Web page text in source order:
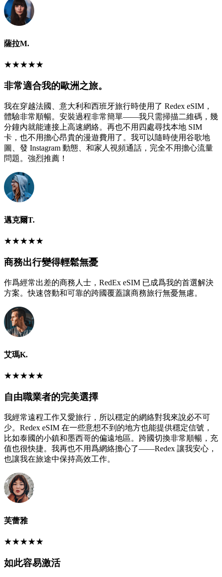
薩拉M.
★★★★★
非常適合我的歐洲之旅。
我在穿越法國、意大利和西班牙旅行時使用了 Redex eSIM，
體驗非常順暢。安裝過程非常簡單——我只需掃描二維碼，幾
分鐘內就能連接上高速網絡。再也不用四處尋找本地 SIM
卡，也不用擔心昂貴的漫遊費用了。我可以隨時使用谷歌地
圖、發 Instagram 動態、和家人視頻通話，完全不用擔心流量
問題。強烈推薦！
邁克爾T.
★★★★★
商務出行變得輕鬆無憂
作爲經常出差的商務人士，RedEx eSIM 已成爲我的首選解決
方案。快速啓動和可靠的跨國覆蓋讓商務旅行無憂無慮。
艾瑪K.
★★★★★
自由職業者的完美選擇
我經常遠程工作又愛旅行，所以穩定的網絡對我來說必不可
少。Redex eSIM 在一些意想不到的地方也能提供穩定信號，
比如泰國的小鎮和墨西哥的偏遠地區。跨國切換非常順暢，充
值也很快捷。我再也不用爲網絡擔心了——Redex 讓我安心，
也讓我在旅途中保持高效工作。
芙蕾雅
★★★★★
如此容易激活